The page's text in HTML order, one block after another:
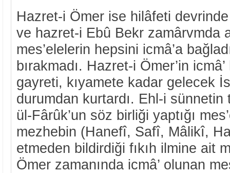
Hazret-i Ömer ise hilâfeti
ve hazret-i Ebû Bekr zamârvmda
mes’elelerin hepsini icmâ’a
bırakmadı. Hazret-i Ömer’in
gayreti, kıyamete kadar gelecek
durumdan kurtardı. Ehl-i
ül-Fârûk’un söz birliği yaptığı
mezhebin (Hanefî, Safî, Mâlikî,
etmeden bildirdiği fıkıh ilmine ait
Ömer zamanında icmâ’ olunan